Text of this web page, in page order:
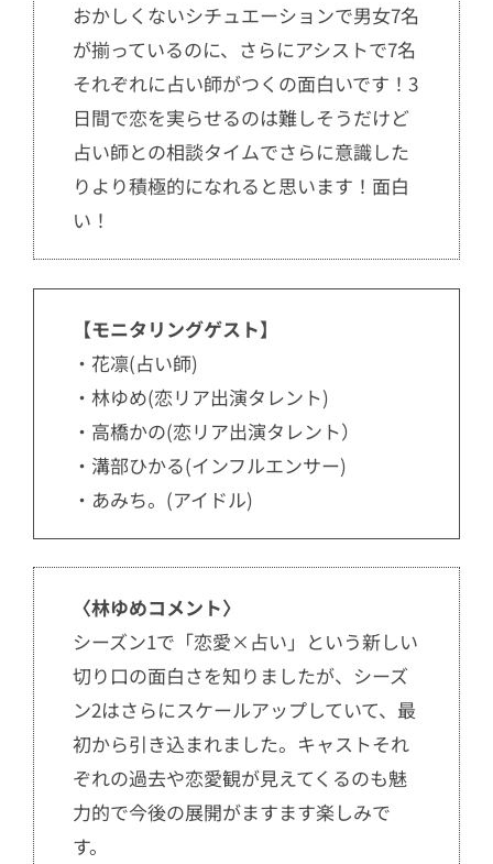
おかしくないシチュエーションで男女7名
が揃っているのに、さらにアシストで7名
それぞれに占い師がつくの面白いです！3
日間で恋を実らせるのは難しそうだけど
占い師との相談タイムでさらに意識した
りより積極的になれると思います！面白
い！
【モニタリングゲスト】
・花凛(占い師)
・林ゆめ(恋リア出演タレント)
・高橋かの(恋リア出演タレント）
・溝部ひかる(インフルエンサー)
・あみち。(アイドル)
〈林ゆめコメント〉
シーズン1で「恋愛×占い」という新しい
切り口の面白さを知りましたが、シーズ
ン2はさらにスケールアップしていて、最
初から引き込まれました。キャストそれ
ぞれの過去や恋愛観が見えてくるのも魅
力的で今後の展開がますます楽しみで
す。